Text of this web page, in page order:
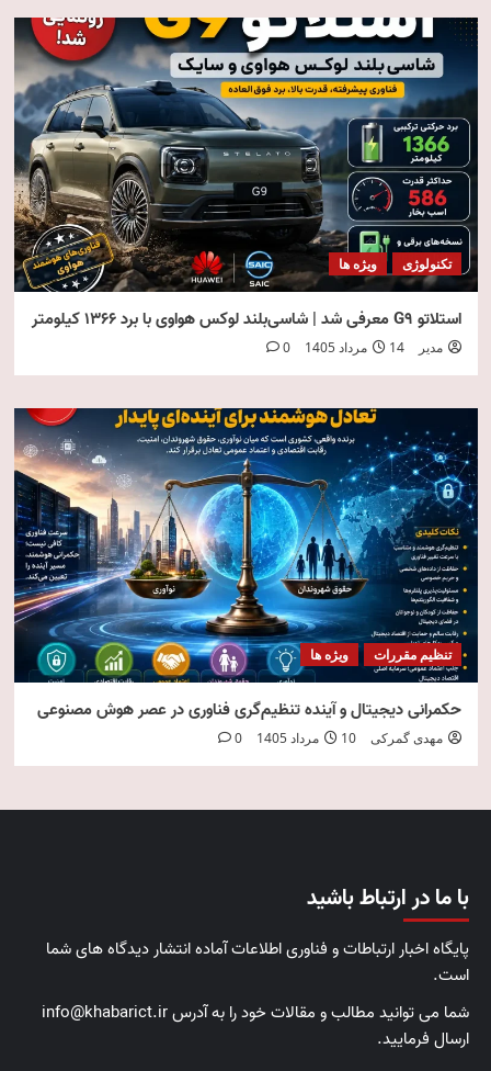
تکنولوژی ویژه ها
استلاتو G9 معرفی شد | شاسی‌بلند لوکس هواوی با برد ۱۳۶۶ کیلومتر
مدیر 14 مرداد 1405 0
تنظیم مقررات ویژه ها
حکمرانی دیجیتال و آینده تنظیم‌گری فناوری در عصر هوش مصنوعی
مهدی گمرکی 10 مرداد 1405 0
با ما در ارتباط باشید
پایگاه اخبار ارتباطات و فناوری اطلاعات آماده انتشار دیدگاه های شما
است.
شما می توانید مطالب و مقالات خود را به آدرس info@khabarict.ir
ارسال فرمایید.